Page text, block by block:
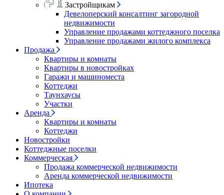
Застройщикам
Девелоперский консалтинг загородной
недвижимости
Управление продажами коттеджного поселка
Управление продажами жилого комплекса
Продажа
Квартиры и комнаты
Квартиры в новостройках
Гаражи и машиноместа
Коттеджи
Таунхаусы
Участки
Аренда
Квартиры и комнаты
Коттеджи
Новостройки
Коттеджные поселки
Коммерческая
Продажа коммерческой недвижимости
Аренда коммерческой недвижимости
Ипотека